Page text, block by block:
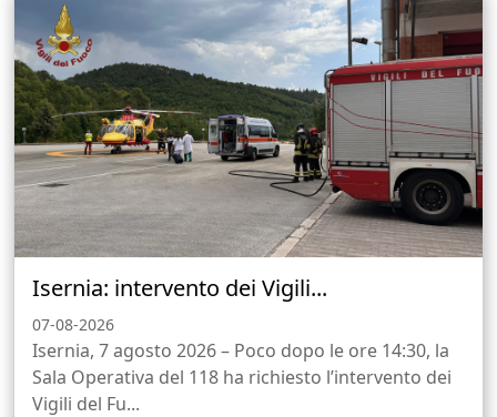
Isernia: intervento dei Vigili...
07-08-2026
Isernia, 7 agosto 2026 – Poco dopo le ore 14:30, la
Sala Operativa del 118 ha richiesto l’intervento dei
Vigili del Fu...